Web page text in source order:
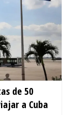
de 50
a Cuba